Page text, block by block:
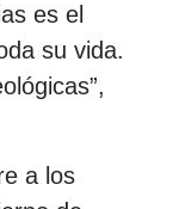
es el
su vida.
a los